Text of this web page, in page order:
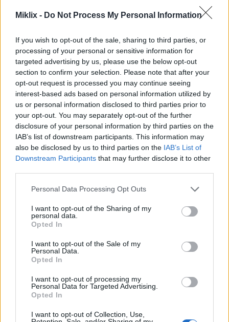
Miklix - Do Not Process My Personal Information
If you wish to opt-out of the sale, sharing to third parties, or
processing of your personal or sensitive information for
targeted advertising by us, please use the below opt-out
section to confirm your selection. Please note that after your
opt-out request is processed you may continue seeing
interest-based ads based on personal information utilized by
us or personal information disclosed to third parties prior to
your opt-out. You may separately opt-out of the further
disclosure of your personal information by third parties on the
IAB’s list of downstream participants. This information may
also be disclosed by us to third parties on the IAB’s List of
Downstream Participants that may further disclose it to other
Please note that this website/app uses one or more Google
not limited to your visit or usage behaviour. You may click to
grant or deny consent to Google and its third-party tags to
use your data for below specified purposes in below Google
consent section.
Personal Data Processing Opt Outs
I want to opt-out of the Sharing of my
personal data.
Opted In
I want to opt-out of the Sale of my
Personal Data.
Opted In
I want to opt-out of processing my
Personal Data for Targeted Advertising.
Opted In
I want to opt-out of Collection, Use,
Kuongeza kabichi nyekundu kwenye milo yako
na afya njema. Ni njia tamu ya kupambana na
saratani.
Kuimarisha Afya ya Mmeng'enyo
wa Chakula
Kabichi nyekundu ni nzuri kwa afya yako ya usagaji
chakula kwa sababu imejaa nyuzinyuzi. Kula
inaweza kusaidia utumbo wako. Ina nyuzinyuzi
zinazoyeyuka na zisizoyeyuka, ambazo ni muhimu
kwa haja kubwa ya kawaida.
Nyuzinyuzi zisizoyeyuka hufanya kinyesi chako
kiwe kikubwa zaidi, na hivyo kuzuia kuvimbiwa.
Nyuzinyuzi zinazoyeyuka hulisha bakteria wazuri
kwenye utumbo wako, na kuuweka katika uwiano
mzuri. Usawa huu ni muhimu kwa utumbo wenye
nyekundu inaweza kuponya vidonda vya utumbo. Hii
inafanya kabichi nyekundu kuwa chaguo bora kwa
kwenye milo yako na husaidia afya ya utumbo wako.